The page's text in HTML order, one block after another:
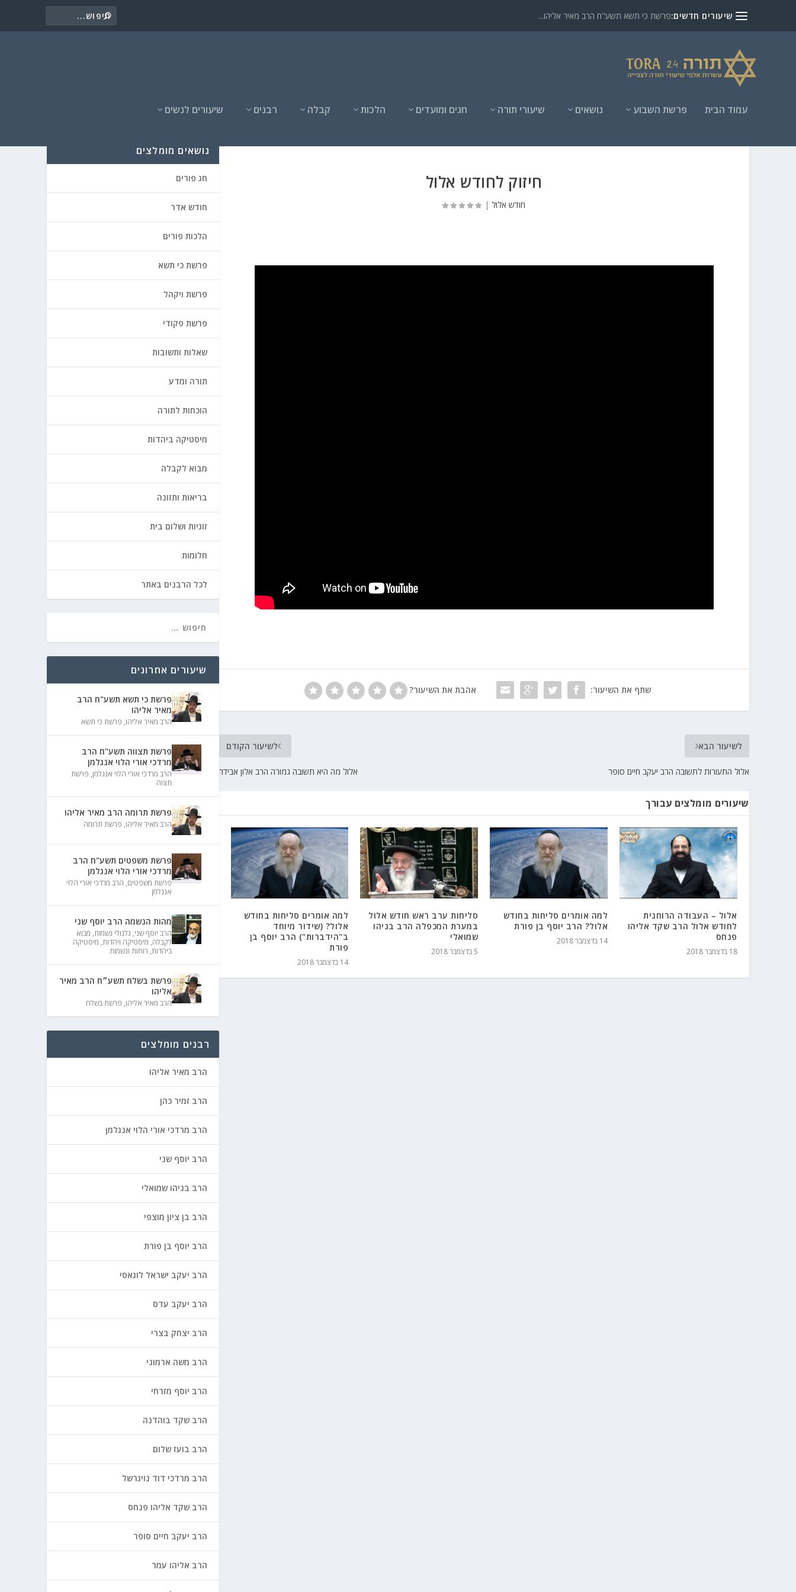
שיעורים חדשים:פרשת כי תשא תשע"ח הרב מאיר אליהו...
עמוד הבית פרשת השבוע נושאים שיעורי תורה חגים ומועדים הלכות קבלה רבנים שיעורים לנשים
חיזוק לחודש אלול
חודש אלול |
שתף את השיעור: אהבת את השיעור?
לשיעור הקודם
אלול מה היא תשובה גמורה הרב אלון אבידר
לשיעור הבא
אלול התעורות לתשובה הרב יעקב חיים סופר
שיעורים מומלצים עבורך
אלול – העבודה הרוחנית
לחודש אלול הרב שקד אליהו
פנחס
18 בדצמבר 2018
למה אומרים סליחות בחודש
אלול? הרב יוסף בן פורת
14 בדצמבר 2018
סליחות ערב ראש חודש אלול
במערת המכפלה הרב בניהו
שמואלי
5 בדצמבר 2018
למה אומרים סליחות בחודש
אלול? (שידור מיוחד
ב"הידברות") הרב יוסף בן
פורת
14 בדצמבר 2018
נושאים מומלצים
חג פורים
חודש אדר
הלכות פורים
פרשת כי תשא
פרשת ויקהל
פרשת פקודי
שאלות ותשובות
תורה ומדע
הוכחות לתורה
מיסטיקה ביהדות
מבוא לקבלה
בריאות ותזונה
זוגיות ושלום בית
חלומות
לכל הרבנים באתר
שיעורים אחרונים
פרשת כי תשא תשע"ח הרב
מאיר אליהו
הרב מאיר אליהו, פרשת כי תשא
פרשת תצווה תשע"ח הרב
מרדכי אורי הלוי אנגלמן
הרב מרדכי אורי הלוי אנגלמן, פרשת
תצוה
פרשת תרומה הרב מאיר אליהו
הרב מאיר אליהו, פרשת תרומה
פרשת משפטים תשע"ח הרב
מרדכי אורי הלוי אנגלמן
פרשת משפטים, הרב מרדכי אורי הלוי
אנגלמן
מהות הנשמה הרב יוסף שני
הרב יוסף שני, גלגולי נשמות, מבוא
לקבלה, מיסטיקה ויהדות, מיסטיקה
ביהדות, רוחות ונשמות
פרשת בשלח תשע״ח הרב מאיר
אליהו
הרב מאיר אליהו, פרשת בשלח
רבנים מומלצים
הרב מאיר אליהו
הרב זמיר כהן
הרב מרדכי אורי הלוי אנגלמן
הרב יוסף שני
הרב בניהו שמואלי
הרב בן ציון מוצפי
הרב יוסף בן פורת
הרב יעקב ישראל לוגאסי
הרב יעקב עדס
הרב יצחק בצרי
הרב משה ארמוני
הרב יוסף מזרחי
הרב שקד בוהדנה
הרב בועז שלום
הרב מרדכי דוד נויגרשל
הרב שקד אליהו פנחס
הרב יעקב חיים סופר
הרב אליהו עמר